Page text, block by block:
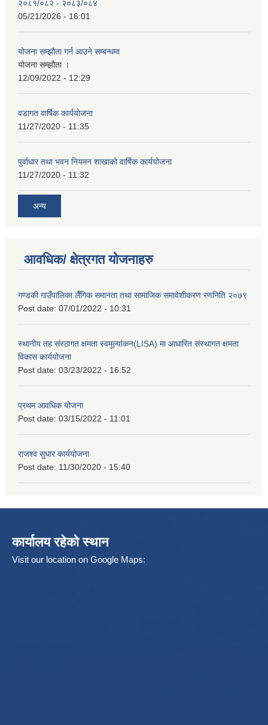
२०८१/०८२ - २०८३/०८४
05/21/2026 - 16:01
योजना सम्झौता गर्न आउने सम्बन्धमा
योजना सम्झौता ।
12/09/2022 - 12:29
वडागत वार्षिक कार्ययोजना
11/27/2020 - 11:35
पुर्वाधार तथा भवन नियमन शाखाको वार्षिक कार्ययोजना
11/27/2020 - 11:32
अन्य
आवधिक/ क्षेत्रगत योजनाहरु
गण्डकी गाउँपालिका लैँगिक समानता तथा सामाजिक समावेशीकरण रणनिति २०७९
Post date: 07/01/2022 - 10:31
स्थानीय तह संस्ठागत क्षमता स्वमूल्यांकन(LISA) मा आधारित संस्थागत क्षमता
विकास कार्ययोजना
Post date: 03/23/2022 - 16:52
प्रथम आवधिक योजना
Post date: 03/15/2022 - 11:01
राजश्व सुधार कार्ययोजना
Post date: 11/30/2020 - 15:40
कार्यालय रहेको स्थान
Visit our location on Google Maps: